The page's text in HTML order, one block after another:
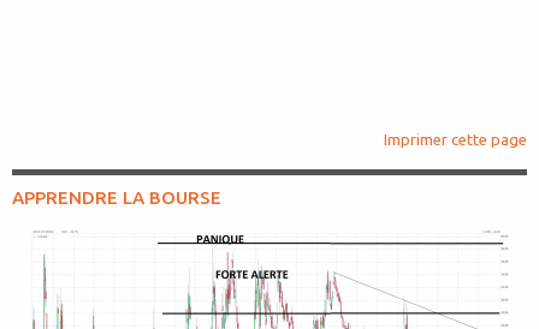
Imprimer cette page
APPRENDRE LA BOURSE